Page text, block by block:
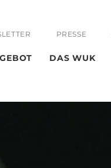
PRESSE
DAS WUK